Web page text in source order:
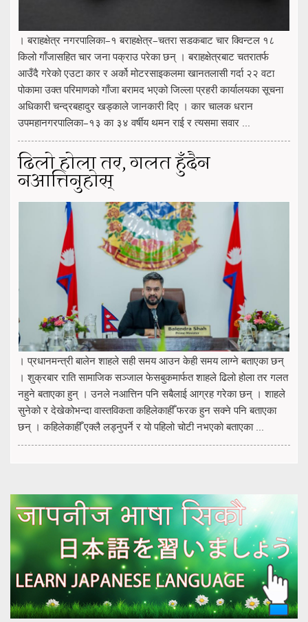
। बराहक्षेत्र नगरपालिका–१ बराहक्षेत्र–चतरा सडकबाट चार क्विन्टल १८
किलो गाँजासहित चार जना पक्राउ परेका छन् । बराहक्षेत्रबाट चतरातर्फ
आउँदै गरेको एउटा कार र अर्को मोटरसाइकलमा खानतलासी गर्दा २२ वटा
पोकामा उक्त परिमाणको गाँजा बरामद भएको जिल्ला प्रहरी कार्यालयका सूचना
अधिकारी चन्द्रबहादुर खड्काले जानकारी दिए । कार चालक धरान
उपमहानगरपालिका–१३ का ३४ वर्षीय थमन राई र त्यसमा सवार ...
ढिलो होला तर, गलत हुँदैन
नआत्तिनुहोस्
। प्रधानमन्त्री बालेन शाहले सही समय आउन केही समय लाग्ने बताएका छन्
। शुक्रबार राति सामाजिक सञ्जाल फेसबुकमार्फत शाहले ढिलो होला तर गलत
नहुने बताएका हुन् । उनले नआत्तिन पनि सबैलाई आग्रह गरेका छन् । शाहले
सुनेको र देखेकोभन्दा वास्तविकता कहिलेकाहीँ फरक हुन सक्ने पनि बताएका
छन् । कहिलेकाहीँ एक्लै लड्नुपर्ने र यो पहिलो चोटी नभएको बताएका ...